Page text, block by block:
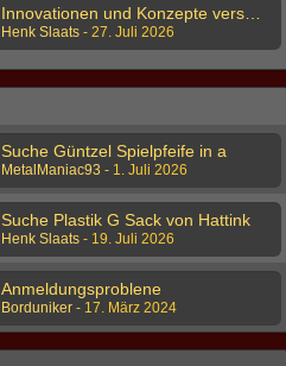
Henk Slaats -27. Juli 2026
Suche Güntzel Spielpfeife in a
MetalManiac93 - 1. Juli 2026
Suche Plastik G Sack von Hattink
Henk Slaats - 19. Juli 2026
Anmeldungsproblene
Borduniker - 17. März 2024